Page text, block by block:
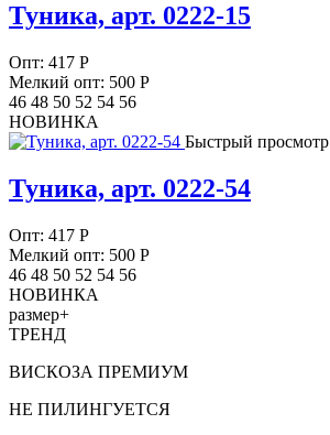
Туника, арт. 0222-15
Опт: 417 Р
Мелкий опт: 500 Р
46 48 50 52 54 56
НОВИНКА
Быстрый просмотр
Туника, арт. 0222-54
Опт: 417 Р
Мелкий опт: 500 Р
46 48 50 52 54 56
НОВИНКА
размер+
ТРЕНД
ВИСКОЗА ПРЕМИУМ
НЕ ПИЛИНГУЕТСЯ